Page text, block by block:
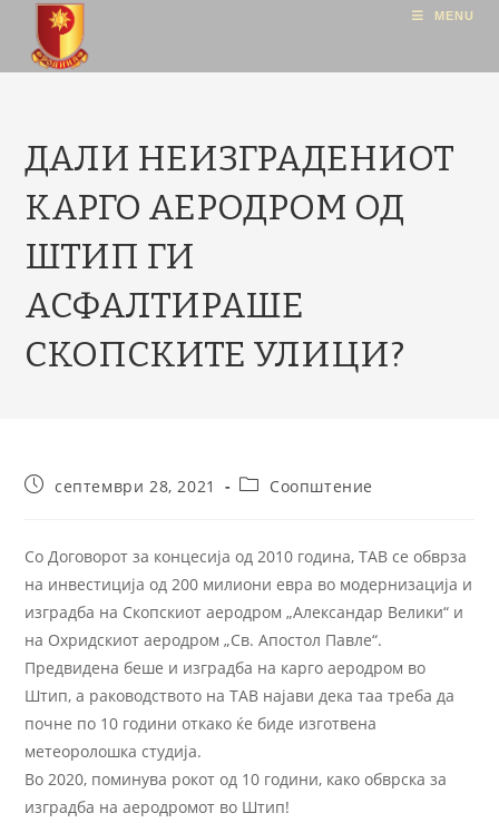
MENU
ДАЛИ НЕИЗГРАДЕНИОТ
КАРГО АЕРОДРОМ ОД
ШТИП ГИ
АСФАЛТИРАШЕ
СКОПСКИТЕ УЛИЦИ?
септември 28, 2021 Соопштение
Со Договорот за концесија од 2010 година, ТАВ се обврза
на инвестиција од 200 милиони евра во модернизација и
изградба на Скопскиот аеродром „Александар Велики“ и
на Охридскиот аеродром „Св. Апостол Павле“.
Предвидена беше и изградба на карго аеродром во
Штип, а раководството на ТАВ најави дека таа треба да
почне по 10 години откако ќе биде изготвена
метеоролошка студија.
Во 2020, поминува рокот од 10 години, како обврска за
изградба на аеродромот во Штип!